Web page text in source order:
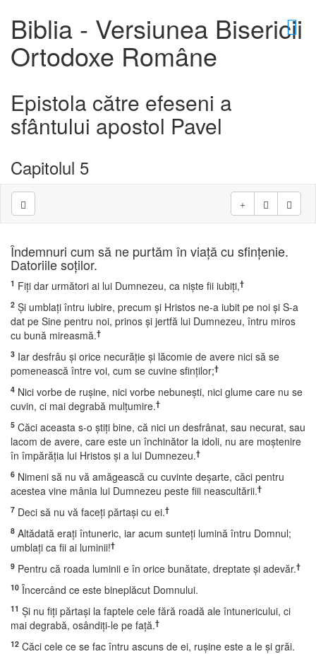
×
Biblia - Versiunea Bisericii
Ortodoxe Române
Epistola către efeseni a
sfântului apostol Pavel
Capitolul 5
Îndemnuri cum să ne purtăm în viaţă cu sfinţenie.
Datoriile soţilor.
1 Fiţi dar următori ai lui Dumnezeu, ca nişte fii iubiţi,†
2 Şi umblaţi întru iubire, precum şi Hristos ne-a iubit pe noi şi S-a
dat pe Sine pentru noi, prinos şi jertfă lui Dumnezeu, întru miros
cu bună mireasmă.†
3 Iar desfrâu şi orice necurăţie şi lăcomie de avere nici să se
pomenească între voi, cum se cuvine sfinţilor;†
4 Nici vorbe de ruşine, nici vorbe nebuneşti, nici glume care nu se
cuvin, ci mai degrabă mulţumire.†
5 Căci aceasta s-o ştiţi bine, că nici un desfrânat, sau necurat, sau
lacom de avere, care este un închinător la idoli, nu are moştenire
în împărăţia lui Hristos şi a lui Dumnezeu.†
6 Nimeni să nu vă amăgească cu cuvinte deşarte, căci pentru
acestea vine mânia lui Dumnezeu peste fiii neascultării.†
7 Deci să nu vă faceţi părtaşi cu ei.†
8 Altădată eraţi întuneric, iar acum sunteţi lumină întru Domnul;
umblaţi ca fii ai luminii!†
9 Pentru că roada luminii e în orice bunătate, dreptate şi adevăr.†
10 Încercând ce este bineplăcut Domnului.
11 Şi nu fiţi părtaşi la faptele cele fără roadă ale întunericului, ci
mai degrabă, osândiţi-le pe faţă.†
12 Căci cele ce se fac întru ascuns de ei, ruşine este a le şi grăi.